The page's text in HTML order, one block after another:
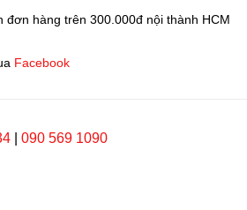
đơn hàng trên 300.000đ nội thành HCM
Facebook
090 569 1090